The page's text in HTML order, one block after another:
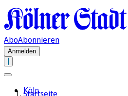
AboAbonnieren
Anmelden
Köln
Startseite